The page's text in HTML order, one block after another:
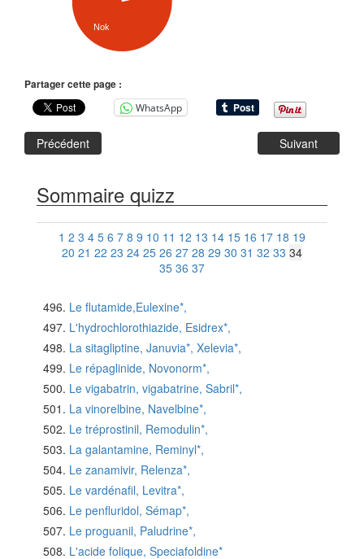
Nok
Partager cette page :
WhatsApp
Précédent Suivant
Sommaire quizz
1 2 3 4 5 6 7 8 9 10 11 12 13 14 15 16 17 18 19
20 21 22 23 24 25 26 27 28 29 30 31 32 33 34
35 36 37
Le flutamide,Eulexine*,
L'hydrochlorothiazide, Esidrex*,
La sitagliptine, Januvia*, Xelevia*,
Le répaglinide, Novonorm*,
Le vigabatrin, vigabatrine, Sabril*,
La vinorelbine, Navelbine*,
Le tréprostinil, Remodulin*,
La galantamine, Reminyl*,
Le zanamivir, Relenza*,
Le vardénafil, Levitra*,
Le penfluridol, Sémap*,
Le proguanil, Paludrine*,
L'acide folique, Speciafoldine*